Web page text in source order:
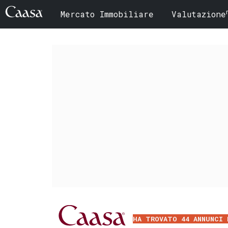
Mercato Immobiliare Valutazione
HA TROVATO 44 ANNUNCI